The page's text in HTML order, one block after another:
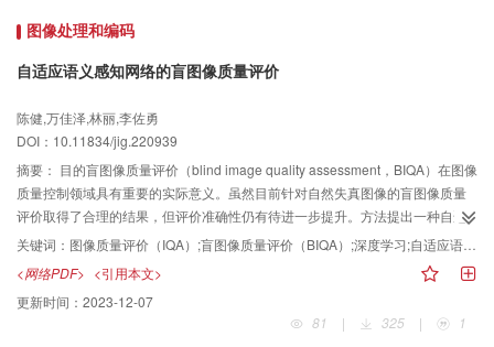
率算法PASSRnet（parallax attention stereo image super-resolution
network）从Flickr1024数据集生成双目超分辨率图像，分别基于3种篡改标准
通过手工或深度学习算法对图像进行篡改，构建了2 067幅篡改图像，并为每一
数据集图像视觉质量。通过双刺激连续质量分级法得到的主观质量平均评分差
异基本都低于1.5。客观质量评价方法BRISQUE（blind/referenceless image
spatial quality evaluator）、NIQE（natural image quality evaluator）和
PIQE（parent institute for quality education）的平均评估结果分别为30. 76、
4. 248和34. 11，与真实图像十分接近。实验使用多种检测方法在SSRGFD和单
目图像数据集上进行比较。QMPPNet（multi-scale pyramid hybrid loss
network）的性能指标均表现最优，但所有检测方法在SSRGFD上的性能相比于
具有较好的视觉质量，能够为双目超分辨率图像篡改检测研究工作提供良好的
数据支持。SSRGFD数据集可以从https://github.com/YL1006/SSRGFD上获
图像处理和编码
自适应语义感知网络的盲图像质量评价
陈健,万佳泽,林丽,李佐勇
DOI：10.11834/jig.220939
摘要： 目的盲图像质量评价（blind image quality assessment，BIQA）在图像
质量控制领域具有重要的实际意义。虽然目前针对自然失真图像的盲图像质量
评价取得了合理的结果，但评价准确性仍有待进一步提升。方法提出一种自适
应语义感知网络（self-adaptive semantic awareness network，SSA-Net）的
盲图像质量评价方法，通过理解失真图像的内容和感知图像失真的类型来提高
预测的准确性。首先，利用深度卷积神经网络（deep convolutional neural
network，DCNN）获取各个阶段的语义特征，并提出多头位置注意力（multi-
head position attention，MPA）模块通过聚合特征图的长距离语义信息来加强
关键词： 图像质量评价（IQA）;盲图像质量评价（BIQA）;深度学习;自适应语义感知网络（SSA-Net）;多级监督回归（MSR）
<网络PDF> <引用本文>
更新时间： 2023-12-07
81
| 325 | 1